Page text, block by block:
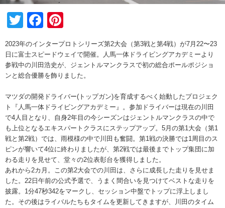
TwitterFacebook
2023年のインタープロトシリーズ第2大会（第3戦と第4戦）が7月22〜23
日に富士スピードウェイで開催。人馬一体ドライビングアカデミーより
参戦中の川田浩史が、ジェントルマンクラスで初の総合ポールポジショ
ンと総合優勝を飾りました。
マツダの開発ドライバー(トップガン)を育成するべく始動したプロジェク
ト『人馬一体ドライビングアカデミー』。参加ドライバーは現在の川田
で4人目となり、自身2年目の今シーズンはジェントルマンクラスの中で
も上位となるエキスパートクラスにステップアップ。5月の第1大会（第1
戦と第2戦）では、雨模様の中で川田も奮闘。第1戦の決勝では1周目のス
ピンが響いて4位に終わりましたが、第2戦では最後までトップ集団に加
わる走りを見せて、堂々の2位表彰台を獲得しました。
あれから2カ月。この第2大会での川田は、さらに成長した走りを見せま
した。22日午前の公式予選で、うまく間合いを見つけてベストな走りを
披露。1分47秒342をマークし、セッション中盤でトップに浮上しまし
た。その後はライバルたちもタイムを更新してきますが、川田のタイム